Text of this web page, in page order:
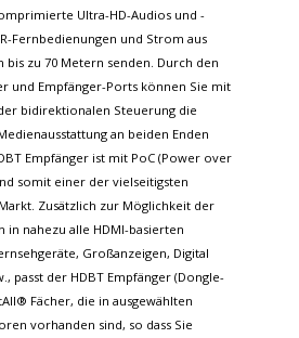
Ultra-HD-Audios und -
Fernbedienungen und Strom aus
bis zu 70 Metern senden. Durch den
und Empfänger-Ports können Sie mit
bidirektionalen Steuerung die
an beiden Enden
Empfänger ist mit PoC (Power over
somit einer der vielseitigsten
Zusätzlich zur Möglichkeit der
in nahezu alle HDMI-basierten
Großanzeigen, Digital
passt der HDBT Empfänger (Dongle-
Fächer, die in ausgewählten
vorhanden sind, so dass Sie